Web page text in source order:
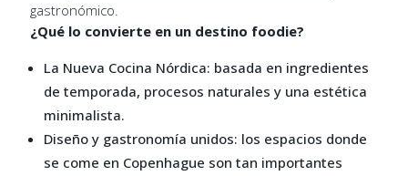
gastronómico.
¿Qué lo convierte en un destino foodie?
La Nueva Cocina Nórdica: basada en ingredientes
de temporada, procesos naturales y una estética
minimalista.
Diseño y gastronomía unidos: los espacios donde
se come en Copenhague son tan importantes